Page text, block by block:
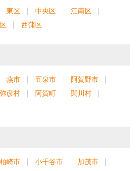
東区 中央区
江南区
西蒲区
燕市 五泉市
阿賀野市
弥彦村 阿賀町
関川村
柏崎市 小千谷市
加茂市